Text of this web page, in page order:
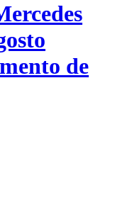
de